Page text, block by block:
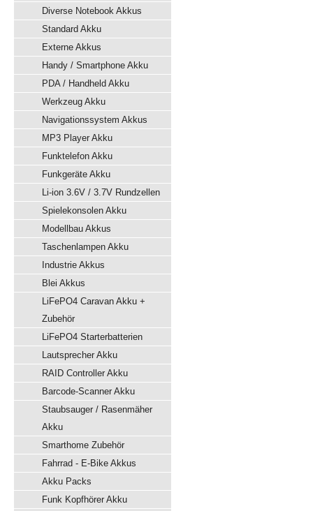
Diverse Notebook Akkus
Standard Akku
Externe Akkus
Handy / Smartphone Akku
PDA / Handheld Akku
Werkzeug Akku
Navigationssystem Akkus
MP3 Player Akku
Funktelefon Akku
Funkgeräte Akku
Li-ion 3.6V / 3.7V Rundzellen
Spielekonsolen Akku
Modellbau Akkus
Taschenlampen Akku
Industrie Akkus
Blei Akkus
LiFePO4 Caravan Akku +
Zubehör
LiFePO4 Starterbatterien
Lautsprecher Akku
RAID Controller Akku
Barcode-Scanner Akku
Staubsauger / Rasenmäher
Akku
Smarthome Zubehör
Fahrrad - E-Bike Akkus
Akku Packs
Funk Kopfhörer Akku